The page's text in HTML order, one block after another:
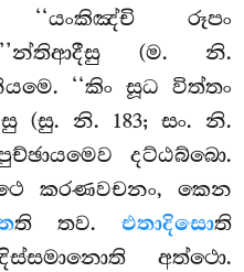
රූපං
(ම. නි.
‘‘කිං සූධ විත්තං
(සු. නි. 183; සං. නි.
දට්ඨබ්බො.
කරණවචනං, කෙන
ති තව. එතාදිසොති
අත්ථො.